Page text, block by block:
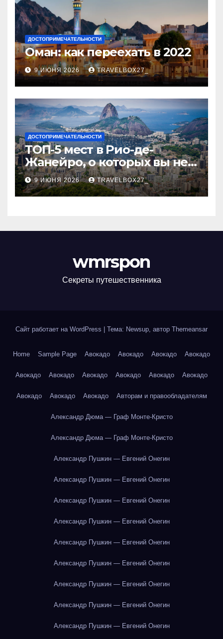
ДОСТОПРИМЕЧАТЕЛЬНОСТИ
Оман: как переехать в 2022
9 ИЮНЯ 2026 TRAVELBOX27_
ДОСТОПРИМЕЧАТЕЛЬНОСТИ
ТОП-5 мест в Рио-де-
Жанейро, о которых вы не
знали
9 ИЮНЯ 2026 TRAVELBOX27_
wmrspon
Секреты путешественника
Сайт работает на WordPress Тема: Newsup, автор Themeansar
Home Sample Page Авокадо Авокадо Авокадо Авокадо
Авокадо Авокадо Авокадо Авокадо Авокадо Авокадо
Авокадо Авокадо Авокадо Авторам и правообладателям
Александр Дюма — Граф Монте-Кристо
Александр Дюма — Граф Монте-Кристо
Александр Пушкин — Евгений Онегин
Александр Пушкин — Евгений Онегин
Александр Пушкин — Евгений Онегин
Александр Пушкин — Евгений Онегин
Александр Пушкин — Евгений Онегин
Александр Пушкин — Евгений Онегин
Александр Пушкин — Евгений Онегин
Александр Пушкин — Евгений Онегин
Александр Пушкин — Евгений Онегин